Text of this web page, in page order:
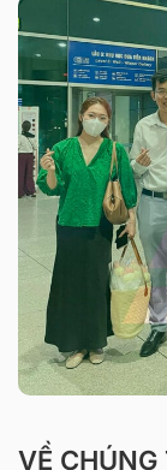
VỀ CHÚNG